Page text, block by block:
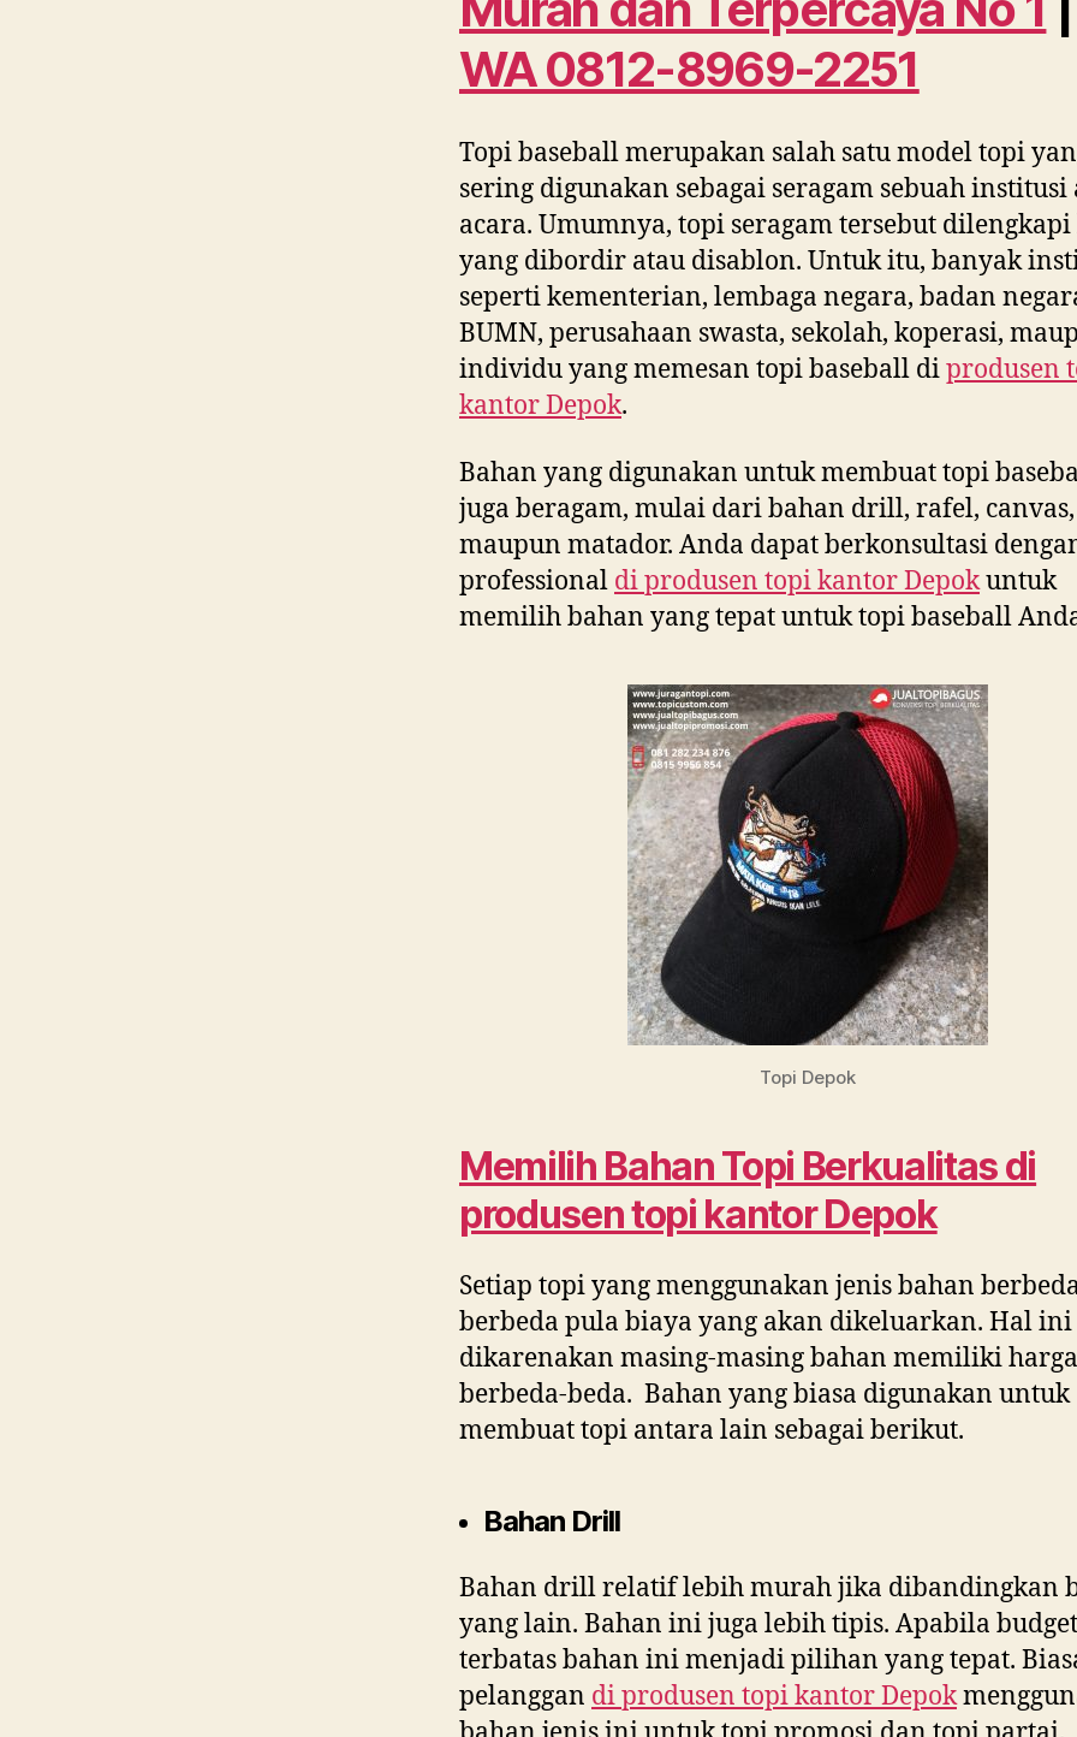
WA 0812-8969-2251
Topi baseball merupakan salah satu model topi
sering digunakan sebagai seragam sebuah institusi
acara. Umumnya, topi seragam tersebut dilengkapi
yang dibordir atau disablon. Untuk itu, banyak
seperti kementerian, lembaga negara, badan
BUMN, perusahaan swasta, sekolah, koperasi,
individu yang memesan topi baseball diprodusen
kantor Depok.
Bahan yang digunakan untuk membuat topi
juga beragam, mulai dari bahan drill, rafel, canvas,
maupun matador. Anda dapat berkonsultasi
professional diprodusen topi kantor Depokuntuk
memilih bahan yang tepat untuk topi baseball
Topi Depok
Memilih Bahan Topi Berkualitas di
produsen topi kantor Depok
Setiap topi yang menggunakan jenis bahan
berbeda pula biaya yang akan dikeluarkan. Hal ini
dikarenakan masing-masing bahan memiliki
berbeda-beda. Bahan yang biasa digunakan untuk
membuat topi antara lain sebagai berikut.
Bahan Drill
Bahan drill relatif lebih murah jika dibandingkan
yang lain. Bahan ini juga lebih tipis. Apabila budget
terbatas bahan ini menjadi pilihan yang tepat.
pelanggan diprodusen topi kantor Depok